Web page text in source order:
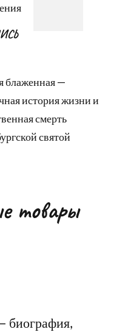
блаженная —
история жизни и
смерть
святой
товары
биография,